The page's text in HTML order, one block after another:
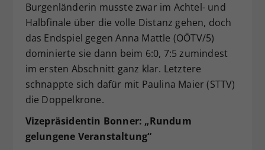
Burgenländerin musste zwar im Achtel- und
Halbfinale über die volle Distanz gehen, doch
das Endspiel gegen Anna Mattle (OÖTV/5)
dominierte sie dann beim 6:0, 7:5 zumindest
im ersten Abschnitt ganz klar. Letztere
schnappte sich dafür mit Paulina Maier (STTV)
die Doppelkrone.
Vizepräsidentin Bonner: „Rundum
gelungene Veranstaltung“